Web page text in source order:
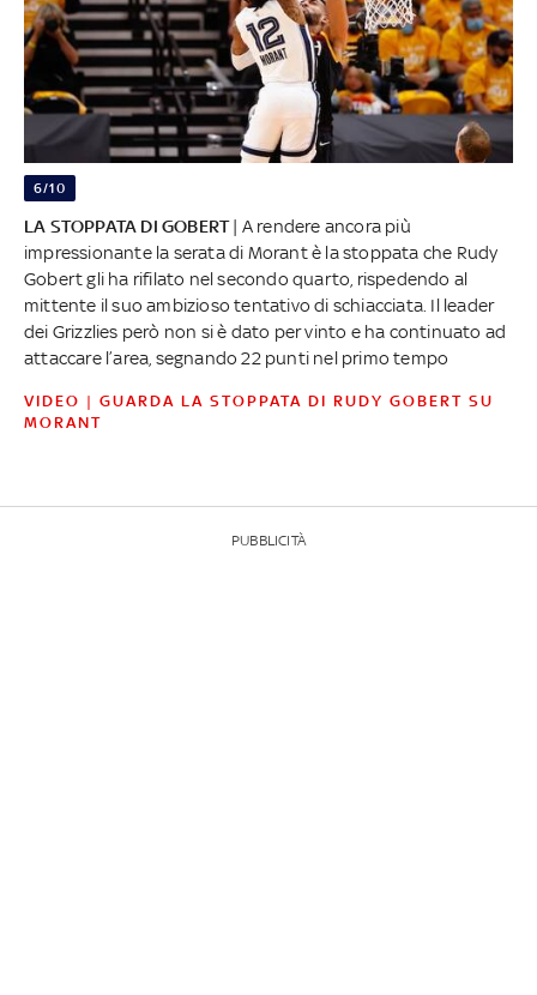
6/10
LA STOPPATA DI GOBERT| A rendere ancora più
impressionante la serata di Morant è la stoppata che Rudy
Gobert gli ha rifilato nel secondo quarto, rispedendo al
mittente il suo ambizioso tentativo di schiacciata. Il leader
dei Grizzlies però non si è dato per vinto e ha continuato ad
attaccare l’area, segnando 22 punti nel primo tempo
VIDEO | GUARDA LA STOPPATA DI RUDY GOBERT SU
MORANT
PUBBLICITÀ